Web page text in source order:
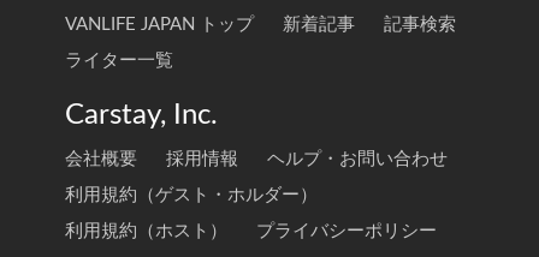
VANLIFE JAPAN トップ
新着記事
記事検索
ライター一覧
Carstay, Inc.
会社概要 採用情報
ヘルプ・お問い合わせ
利用規約（ゲスト・ホルダー）
利用規約（ホスト）
プライバシーポリシー